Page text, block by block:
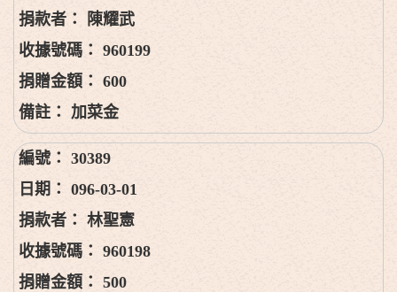
陳耀武
960199
600
加菜金
30389
096-03-01
林聖憲
960198
500